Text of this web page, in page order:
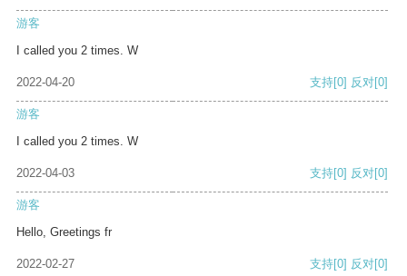
游客
I called you 2 times. W
2022-04-20 支持[0] 反对[0]
游客
I called you 2 times. W
2022-04-03 支持[0] 反对[0]
游客
Hello, Greetings fr
2022-02-27 支持[0] 反对[0]